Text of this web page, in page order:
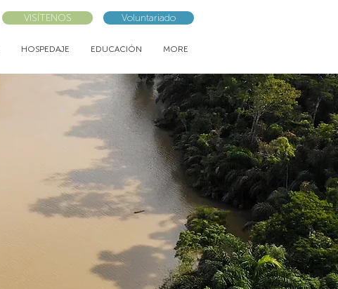
VISÍTENOS Voluntariado
HOSPEDAJE EDUCACIÓN MORE